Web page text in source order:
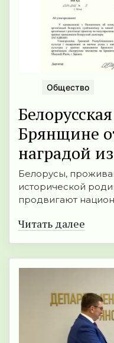
Общество
Брянщине
наградой
Белорусы,
исторической
продвигают
Читать далее